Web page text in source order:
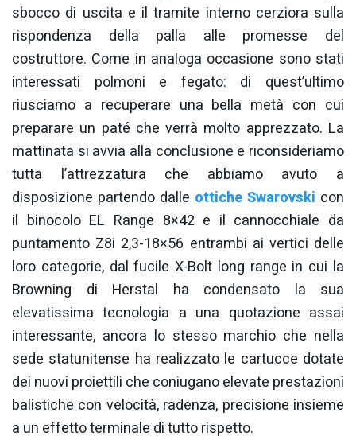
sbocco di uscita e il tramite interno cerziora sulla
rispondenza della palla alle promesse del
costruttore. Come in analoga occasione sono stati
interessati polmoni e fegato: di quest’ultimo
riusciamo a recuperare una bella metà con cui
preparare un paté che verrà molto apprezzato. La
mattinata si avvia alla conclusione e riconsideriamo
tutta l’attrezzatura che abbiamo avuto a
disposizione partendo dalle ottiche Swarovski con
il binocolo EL Range 8×42 e il cannocchiale da
puntamento Z8i 2,3-18×56 entrambi ai vertici delle
loro categorie, dal fucile X-Bolt long range in cui la
Browning di Herstal ha condensato la sua
elevatissima tecnologia a una quotazione assai
interessante, ancora lo stesso marchio che nella
sede statunitense ha realizzato le cartucce dotate
dei nuovi proiettili che coniugano elevate prestazioni
balistiche con velocità, radenza, precisione insieme
a un effetto terminale di tutto rispetto.